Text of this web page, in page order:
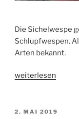
Die Sichelwespe
Schlupfwespen.
Arten bekannt.
„Sichelwespe“
weiterlesen
VERÖFFENTLICHT
2. MAI 2019